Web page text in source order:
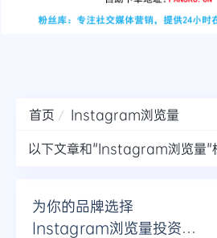
首页
Instagram浏览量
以下文章和"Instagram浏览量"
为你的品牌选择
Instagram浏览量投资的